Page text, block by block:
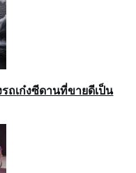
ถเก๋งซีดานที่ขายดีเป็น